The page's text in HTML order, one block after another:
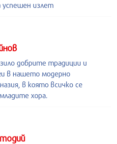
успешен излет
добрите традиции и
в нашето модерно
в която всичко се
хора.